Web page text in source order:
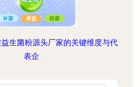
生菌粉源头厂家的关键维度与代
表企